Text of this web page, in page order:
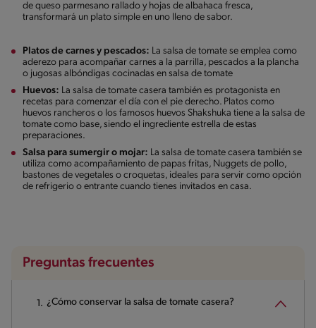
de queso parmesano rallado y hojas de albahaca fresca,
transformará un plato simple en uno lleno de sabor.
Platos de carnes y pescados: La salsa de tomate se emplea como
aderezo para acompañar carnes a la parrilla, pescados a la plancha
o jugosas albóndigas cocinadas en salsa de tomate
Huevos: La salsa de tomate casera también es protagonista en
recetas para comenzar el día con el pie derecho. Platos como
huevos rancheros o los famosos huevos Shakshuka tiene a la salsa de
tomate como base, siendo el ingrediente estrella de estas
preparaciones.
Salsa para sumergir o mojar: La salsa de tomate casera también se
utiliza como acompañamiento de papas fritas, Nuggets de pollo,
bastones de vegetales o croquetas, ideales para servir como opción
de refrigerio o entrante cuando tienes invitados en casa.
Preguntas frecuentes
¿Cómo conservar la salsa de tomate casera?